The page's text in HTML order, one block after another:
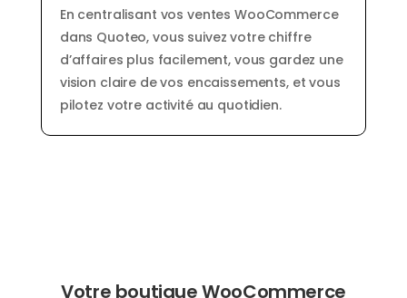
En centralisant vos ventes WooCommerce
dans Quoteo, vous suivez votre chiffre
d’affaires plus facilement, vous gardez une
vision claire de vos encaissements, et vous
pilotez votre activité au quotidien.
Votre boutique WooCommerce